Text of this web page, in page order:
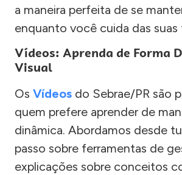
a maneira perfeita de se
enquanto você cuida das suas
Vídeos: Aprenda de Forma
Visual
Os Vídeos do Sebrae/PR são
quem prefere aprender de
dinâmica. Abordamos desde
passo sobre ferramentas de
explicações sobre conceitos